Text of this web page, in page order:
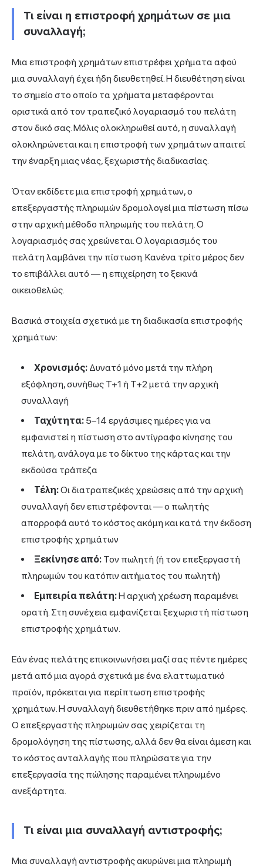
Τι είναι η επιστροφή χρημάτων σε μια
συναλλαγή;
Μιαεπιστροφή χρημάτων επιστρέφει χρήματα αφού
μια συναλλαγή έχει ήδη διευθετηθεί. Η διευθέτηση είναι
το σημείο στο οποίο τα χρήματα μεταφέρονται
οριστικά από τον τραπεζικό λογαριασμό του πελάτη
στον δικό σας. Μόλις ολοκληρωθεί αυτό, η συναλλαγή
ολοκληρώνεται και η επιστροφή των χρημάτων απαιτεί
την έναρξη μιας νέας, ξεχωριστής διαδικασίας.
Όταν εκδίδετε μια επιστροφή χρημάτων, ο
επεξεργαστής πληρωμών δρομολογεί μια πίστωση πίσω
στην αρχική μέθοδο πληρωμής του πελάτη. Ο
λογαριασμός σας χρεώνεται. Ο λογαριασμός του
πελάτη λαμβάνει την πίστωση. Κανένα τρίτο μέρος δεν
το επιβάλλει αυτό — η επιχείρηση το ξεκινά
οικειοθελώς.
Βασικά στοιχεία σχετικά με τη διαδικασία επιστροφής
χρημάτων:
Χρονισμός: Δυνατό μόνο μετά την πλήρη
εξόφληση, συνήθως T+1 ή T+2 μετά την αρχική
συναλλαγή
Ταχύτητα: 5–14 εργάσιμες ημέρες για να
εμφανιστεί η πίστωση στο αντίγραφο κίνησης του
πελάτη, ανάλογα με το δίκτυο της κάρτας και την
εκδούσα τράπεζα
Τέλη:Οι διατραπεζικές χρεώσεις από την αρχική
συναλλαγή δεν επιστρέφονται — ο πωλητής
απορροφά αυτό το κόστος ακόμη και κατά την έκδοση
επιστροφής χρημάτων
Ξεκίνησε από: Τον πωλητή (ή τον επεξεργαστή
πληρωμών του κατόπιν αιτήματος του πωλητή)
Εμπειρία πελάτη:Η αρχική χρέωση παραμένει
ορατή. Στη συνέχεια εμφανίζεται ξεχωριστή πίστωση
επιστροφής χρημάτων.
Εάν ένας πελάτης επικοινωνήσει μαζί σας πέντε ημέρες
μετά από μια αγορά σχετικά με ένα ελαττωματικό
προϊόν, πρόκειται για περίπτωση επιστροφής
χρημάτων. Η συναλλαγή διευθετήθηκε πριν από ημέρες.
Ο επεξεργαστής πληρωμών σας χειρίζεται τη
δρομολόγηση της πίστωσης, αλλά δεν θα είναι άμεση και
το κόστος ανταλλαγής που πληρώσατε για την
επεξεργασία της πώλησης παραμένει πληρωμένο
ανεξάρτητα.
Τι είναι μια συναλλαγή αντιστροφής;
Μια συναλλαγή αντιστροφής ακυρώνει μια πληρωμή